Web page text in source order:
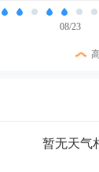
08/23
暂无天气